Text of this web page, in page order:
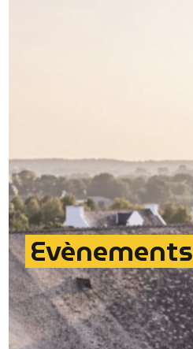
Evènements